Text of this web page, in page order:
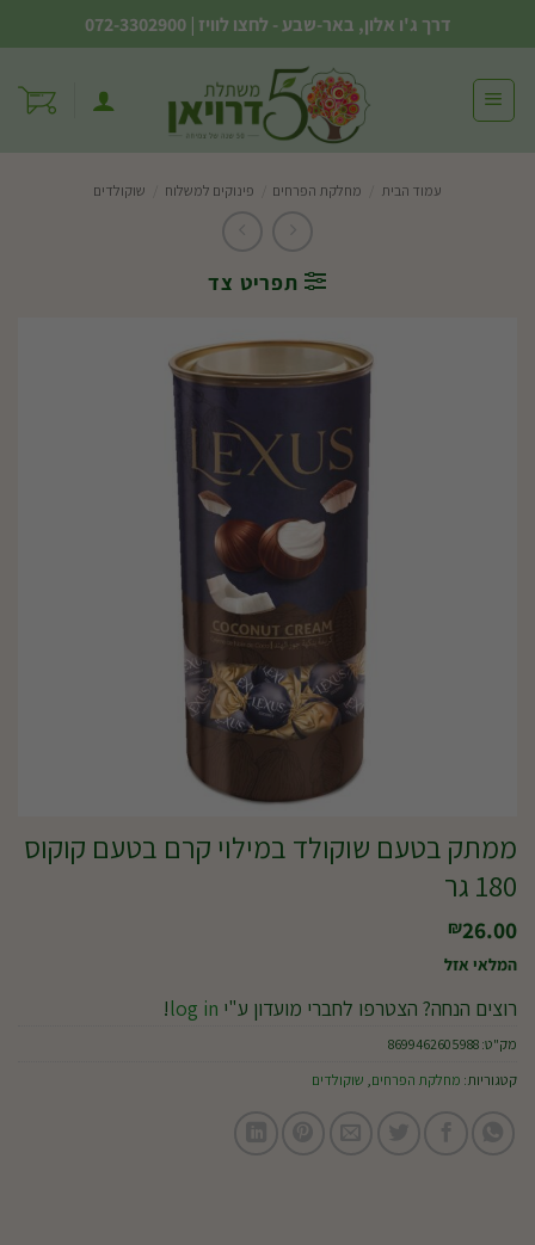
to
content
דרך ג'ו אלון, באר-שבע - לחצו לוויז |
072-3302900
עמוד הבית מחלקת הפרחים פינוקים למשלוח שוקולדים
תפריט צד
ממתק בטעם שוקולד במילוי קרם בטעם קוקוס
180 גר
₪26.00
המלאי אזל
רוצים הנחה? הצטרפו לחברי מועדון ע"י log in
!
מק"ט:8699462605988
קטגוריות: מחלקת הפרחים, שוקולדים